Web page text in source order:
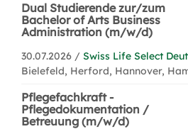
Dual Studierende zur/zum
Bachelor of Arts Business
Administration (m/w/d)
30.07.2026 / Swiss Life Select
Bielefeld, Herford, Hannover,
Pflegefachkraft -
Pflegedokumentation /
Betreuung (m/w/d)